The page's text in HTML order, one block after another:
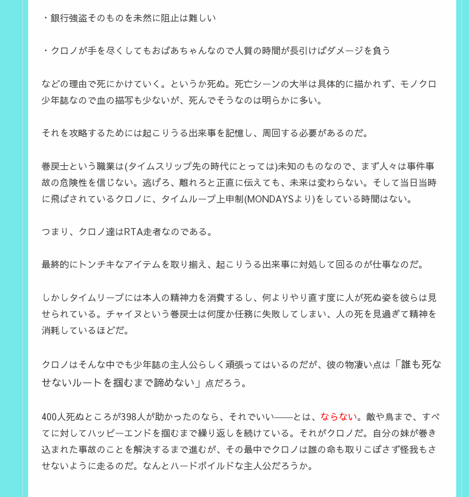
・銀行強盗そのものを未然に阻止は難しい
・クロノが手を尽くしてもおばあちゃんなので人質の時間が長引けばダメージを負う
などの理由で死にかけていく。というか死ぬ。死亡シーンの大半は具体的に描かれず、モノクロ
少年誌なので血の描写も少ないが、死んでそうなのは明らかに多い。
それを攻略するためには起こりうる出来事を記憶し、周回する必要があるのだ。
巻戻士という職業は(タイムスリップ先の時代にとっては)未知のものなので、まず人々は事件事
故の危険性を信じない。逃げろ、離れろと正直に伝えても、未来は変わらない。そして当日当時
に飛ばされているクロノに、タイムループ上申制(MONDAYSより)をしている時間はない。
つまり、クロノ達はRTA走者なのである。
最終的にトンチキなアイテムを取り揃え、起こりうる出来事に対処して回るのが仕事なのだ。
しかしタイムリープには本人の精神力を消費するし、何よりやり直す度に人が死ぬ姿を彼らは見
せられている。チャイヌという巻戻士は何度か任務に失敗してしまい、人の死を見過ぎて精神を
消耗しているほどだ。
クロノはそんな中でも少年誌の主人公らしく頑張ってはいるのだが、彼の物凄い点は 「誰も死な
せないルートを掴むまで諦めない」 点だろう。
400人死ぬところが398人が助かったのなら、それでいい――とは、 ならない。敵や鳥まで、すべ
てに対してハッピーエンドを掴むまで繰り返しを続けている。それがクロノだ。自分の妹が巻き
込まれた事故のことを解決するまで進むが、その最中でクロノは誰の命も取りこぼさず怪我もさ
せないように走るのだ。なんとハードボイルドな主人公だろうか。